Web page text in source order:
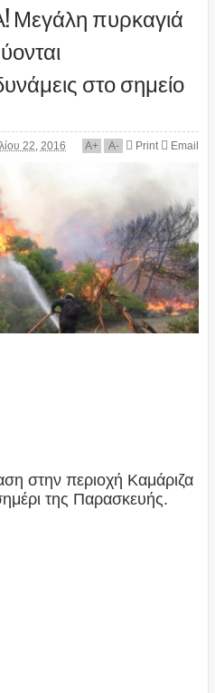
πυρκαγιά
στο σημείο
22, 2016 A+ A- Print Email
στην περιοχή Καμάριζα
της Παρασκευής.